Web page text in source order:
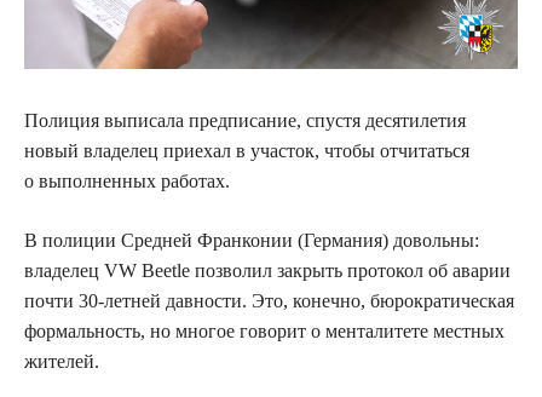
Полиция выписала предписание, спустя десятилетия
новый владелец приехал в участок, чтобы отчитаться
о выполненных работах.
В полиции Средней Франконии (Германия) довольны:
владелец VW Beetle позволил закрыть протокол об аварии
почти 30-летней давности. Это, конечно, бюрократическая
формальность, но многое говорит о менталитете местных
жителей.